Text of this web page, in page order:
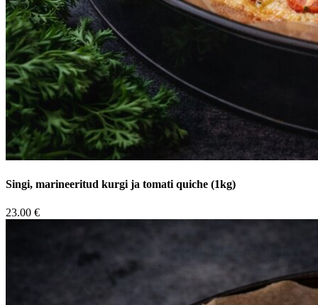
Singi, marineeritud kurgi ja tomati quiche (1kg)
23.00 €